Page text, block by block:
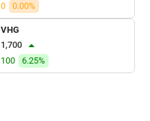
0
0.00%
VHG
1,700
100
6.25%